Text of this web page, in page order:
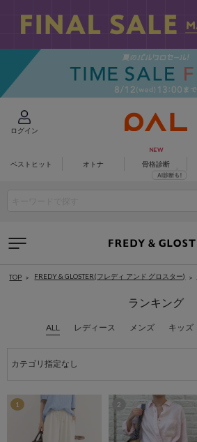
ログイン
ベストヒット オトナ 骨格診断
TOP FREDY & GLOSTER(フレディ アンド グロスター)
ALL レディース メンズ キッズ
1 2